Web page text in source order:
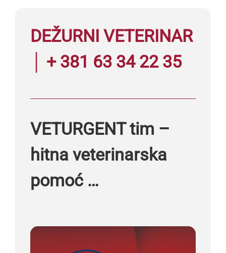
DEŽURNI VETERINAR
│ + 381 63 34 22 35
VETURGENT tim –
hitna veterinarska
pomoć …